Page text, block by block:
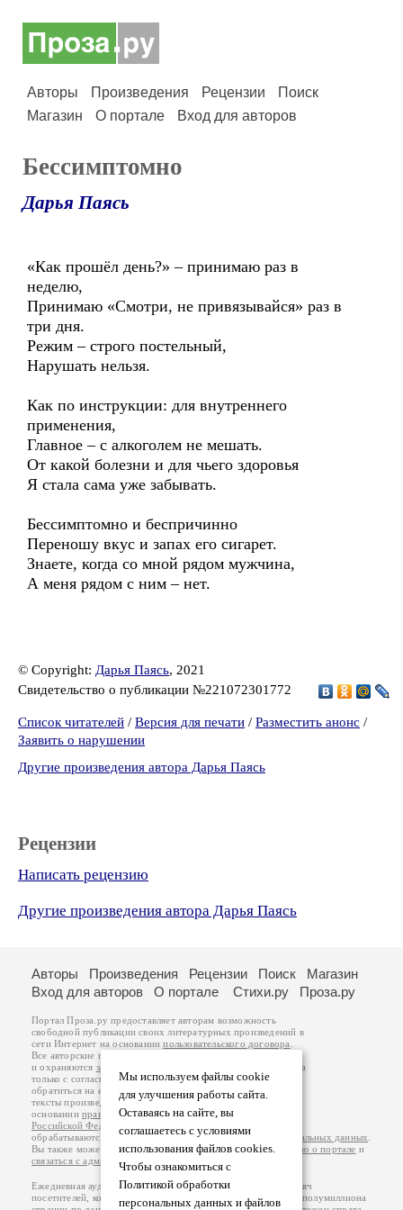
Авторы Произведения Рецензии
Поиск
Магазин
О портале Вход для авторов
Бессимптомно
Дарья Паясь
«Как прошёл день?» – принимаю раз в
неделю,
Принимаю «Смотри, не привязывайся» раз в
три дня.
Режим – строго постельный,
Нарушать нельзя.
Как по инструкции: для внутреннего
применения,
Главное – с алкоголем не мешать.
От какой болезни и для чьего здоровья
Я стала сама уже забывать.
Бессимптомно и беспричинно
Переношу вкус и запах его сигарет.
Знаете, когда со мной рядом мужчина,
А меня рядом с ним – нет.
© Copyright: Дарья Паясь, 2021
Свидетельство о публикации №221072301772
Список читателей / Версия для печати / Разместить анонс /
Заявить о нарушении
Другие произведения автора Дарья Паясь
Рецензии
Написать рецензию
Другие произведения автора Дарья Паясь
Мы используем файлы cookie
для улучшения работы сайта.
Оставаясь на сайте, вы
соглашаетесь с условиями
использования файлов cookies.
Чтобы ознакомиться с
Политикой обработки
персональных данных и файлов
Авторы Произведения Рецензии Поиск
Магазин
Вход для авторов
О портале Стихи.ру Проза.ру
Портал Проза.ру предоставляет авторам возможность
свободной публикации своих литературных произведений в
сети Интернет на основаниипользовательского договора
Все авторские права на произведения принадлежат авторам
и охраняются законом
. Перепечатка произведений возможна
только с согласия его автора, к которому вы можете
обратиться на его авторской странице. Ответственность за
тексты произведений авторы несут самостоятельно на
основанииправил публикацииизаконодательства
Российской Федерации
обрабатываются на основанииПолитики обработки персональных данных
Вы также можете посмотреть более подробнуюинформацию о портале и
связаться с администрацией
Ежедневная аудитория портала Проза.ру – порядка 100 тысяч
посетителей, которые в общей сумме просматривают более полумиллиона